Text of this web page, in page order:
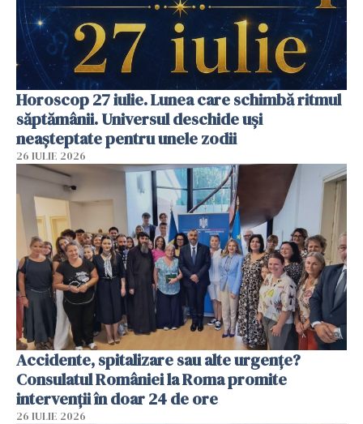
Horoscop 27 iulie. Lunea care schimbă ritmul
săptămânii. Universul deschide uși
neașteptate pentru unele zodii
26 IULIE 2026
Accidente, spitalizare sau alte urgențe?
Consulatul României la Roma promite
intervenții în doar 24 de ore
26 IULIE 2026